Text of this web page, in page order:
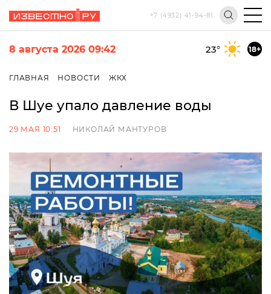
+7 (4932) 41-94-81
8 августа 2026 09:42 23° 18+
ГЛАВНАЯ НОВОСТИ ЖКХ
В Шуе упало давление воды
29 МАЯ 10:51 НИКОЛАЙ МАНТУРОВ